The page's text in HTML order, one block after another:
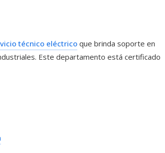
técnico eléctrico que brinda soporte en
Este departamento está certificado